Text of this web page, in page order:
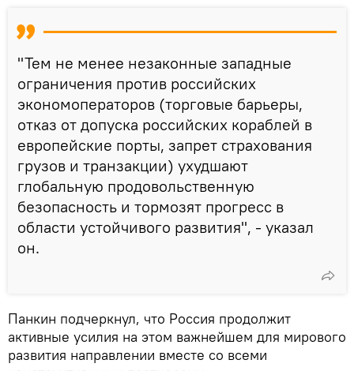
"Тем не менее незаконные западные
ограничения против российских
экономоператоров (торговые барьеры,
отказ от допуска российских кораблей в
европейские порты, запрет страхования
грузов и транзакции) ухудшают
глобальную продовольственную
безопасность и тормозят прогресс в
области устойчивого развития", - указал
он.
Панкин подчеркнул, что Россия продолжит
активные усилия на этом важнейшем для мирового
развития направлении вместе со всеми